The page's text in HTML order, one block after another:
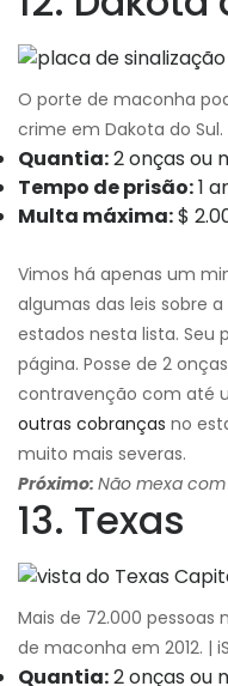
O porte de maconha
crime em Dakota do
Quantia:2 onças ou
Tempo de prisão:1
Multa máxima:$
Vimos há apenas um
algumas das leis sobre
estados nesta lista. Seu
página. Posse de 2
contravenção com até
outras cobranças no
muito mais severas.
Próximo: Não mexa com
13. Texas
Mais de 72.000 pessoas
de maconha em 2012. |
Quantia:2 onças ou